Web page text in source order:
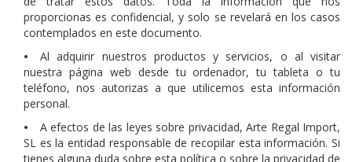
proporcionas es confidencial, y solo se revelará en los casos
contemplados en este documento.
•
Al adquirir nuestros productos y servicios, o al visitar
nuestra página web desde tu ordenador, tu tableta o tu
teléfono, nos autorizas a que utilicemos esta información
personal.
•
A efectos de las leyes sobre privacidad, Arte Regal Import,
SL es la entidad responsable de recopilar esta información. Si
tienes alguna duda sobre esta política o sobre la privacidad de